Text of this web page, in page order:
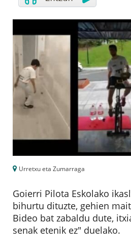
Urretxu eta Zumarraga
Goierri Pilota Eskolako
bihurtu dituzte, gehien
Bideo bat zabaldu dute,
senak etenik ez" duelako.